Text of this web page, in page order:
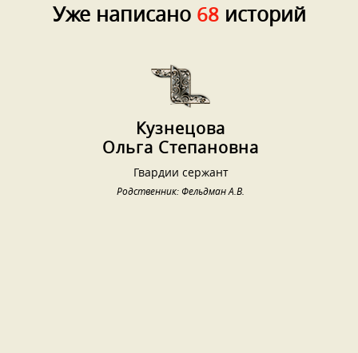
Уже написано 68историй
Кузнецова
Ольга Степановна
Гвардии сержант
Родственник: Фельдман А.В.